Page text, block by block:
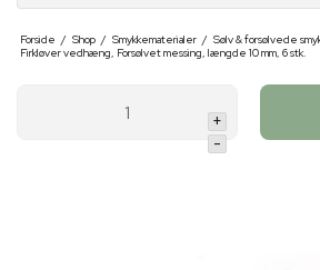
Forside / Shop / Smykkematerialer / Sølv & forsølvede
Firkløver vedhæng, Forsølvet messing, længde 10 mm, 6 stk.
+
-